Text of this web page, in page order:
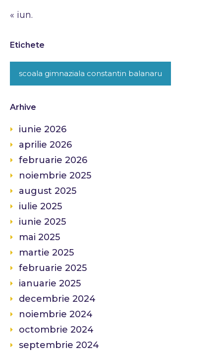
« iun.
Etichete
scoala gimnaziala constantin balanaru
Arhive
iunie 2026
aprilie 2026
februarie 2026
noiembrie 2025
august 2025
iulie 2025
iunie 2025
mai 2025
martie 2025
februarie 2025
ianuarie 2025
decembrie 2024
noiembrie 2024
octombrie 2024
septembrie 2024